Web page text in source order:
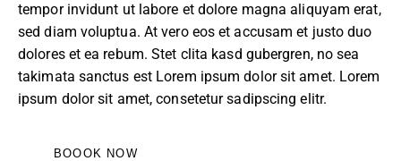
tempor invidunt ut labore et dolore magna aliquyam erat,
sed diam voluptua. At vero eos et accusam et justo duo
dolores et ea rebum. Stet clita kasd gubergren, no sea
takimata sanctus est Lorem ipsum dolor sit amet. Lorem
ipsum dolor sit amet, consetetur sadipscing elitr.
BOOOK NOW